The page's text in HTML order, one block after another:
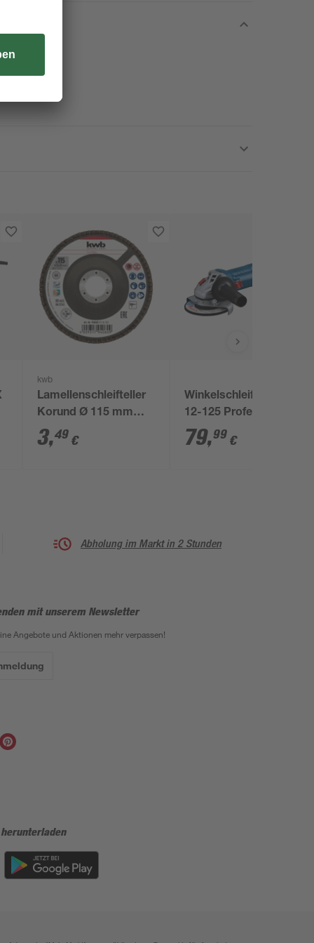
kwb
Lamellenschleifteller
Korund Ø 115 mm
K60
3,49 €
Winkelschleifer 'GWS
12-125 Professional'
1200 W
79,99 €
Abholung im Markt in 2 Stunden
mit unserem Newsletter
Angebote und Aktionen mehr verpassen!